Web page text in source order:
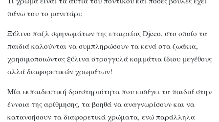
πάνω του το μανιτάρι;
Ξύλινο παζλ σφηνωμάτων της εταιρείας Djeco, στο οποίο τα
παιδιά καλούνται να συμπληρώσουν τα κενά στα ζωάκια,
χρησιμοποιώντας ξύλινα στρογγυλά κομμάτια ίδιου μεγέθους
αλλά διαφορετικών χρωμάτων!
Μία εκπαιδευτική δραστηριότητα που εισάγει τα παιδιά στην
έννοια της αρίθμησης, τα βοηθά να αναγνωρίσουν και να
κατανοήσουν τα διαφορετικά χρώματα, ενώ παράλληλα